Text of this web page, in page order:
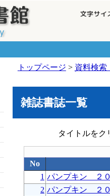
トップページ > 資料検索
雑誌書誌一覧
タイトルをク
No
1 パンプキン ２
2 パンプキン ２